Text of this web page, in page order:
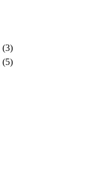
(3)
(5)